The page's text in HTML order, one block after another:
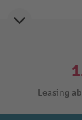
Leasing ab